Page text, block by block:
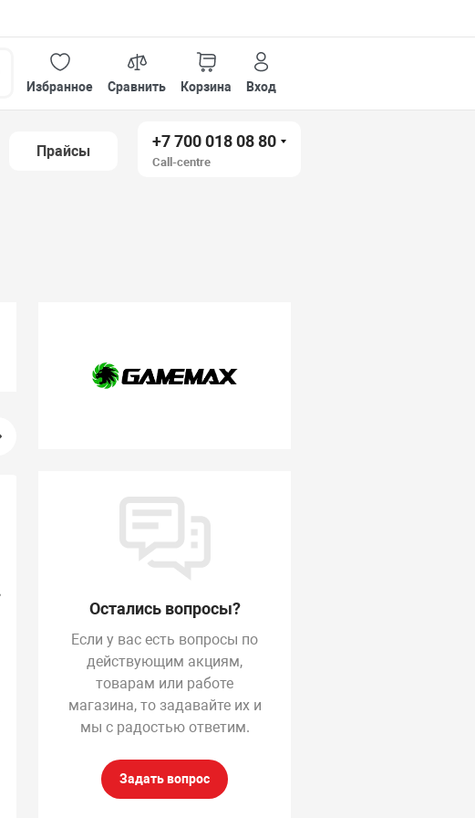
Избранное
Сравнить Корзина Вход
Прайсы
+7 700 018 08 80
Call-centre
Блок питания Gamemax
GM-800, 2140-
Bronze+, APFC, 20+4 pin,
2*4+4pin, 6*Sata,
2*Molex, 4*PCI-E 6+2 pin,
Блок питания Gamemax
Остались вопросы?
Если у вас есть вопросы по
действующим акциям,
товарам или работе
магазина, то задавайте их и
мы с радостью ответим.
Задать вопрос